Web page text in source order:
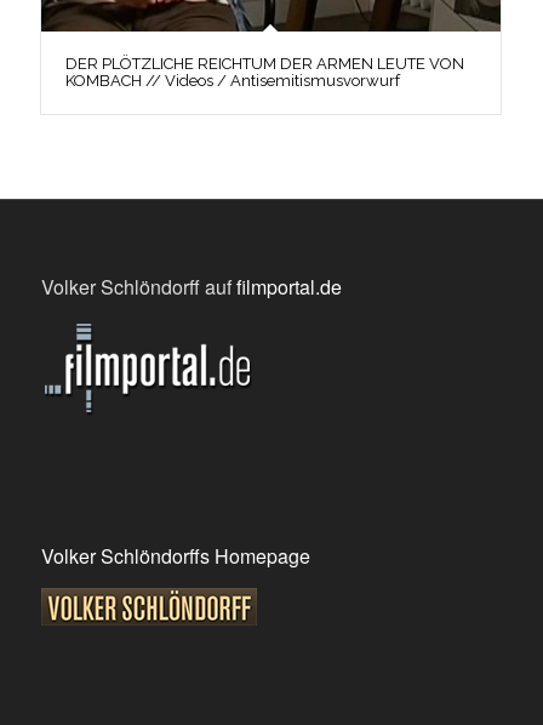
DER PLÖTZLICHE REICHTUM DER ARMEN LEUTE VON
KOMBACH // Videos / Antisemitismusvorwurf
Volker Schlöndorff auffilmportal.de
Volker Schlöndorffs Homepage